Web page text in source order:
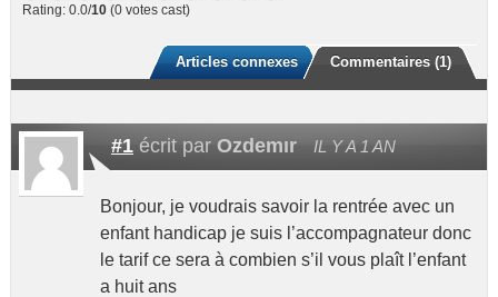
Rating: 0.0/10(0 votes cast)
Commentaires (1)
Articles connexes
#1écrit par Ozdemır IL Y A 1 AN
Bonjour, je voudrais savoir la rentrée avec un
enfant handicap je suis l’accompagnateur donc
le tarif ce sera à combien s’il vous plaît l’enfant
a huit ans